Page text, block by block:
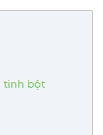
tinh bột